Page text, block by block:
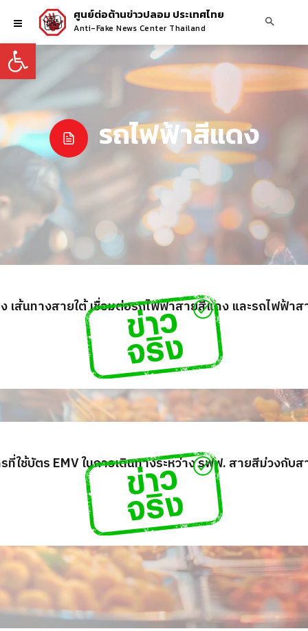
Open toolbar
ศูนย์ต่อต้านข่าวปลอม ประเทศไทย
Anti-Fake News Center Thailand
รถไฟฟ้าสีแดง
เส้นทางสายใต้ เชื่อมต่อรถไฟฟ้าสายสีแดง และรถไฟฟ้า
ใช้บัตร EMV ในการเดินทางระหว่าง รฟฟ. สายสีม่วงกับ